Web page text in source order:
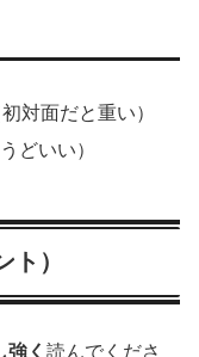
対面だと重い）
どいい）
）
く 読んでくださ